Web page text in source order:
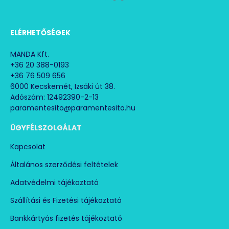
3,6 V-os erős lítium-ion akkumulátor memória-hatás
Beépített behajtófej tár a hat legfontosabb fejjel
Mágneses hatszögletű fej rögzítő
Érzésből, könnyen használható fej-kiválasztás
Nagyítós kisablak a megfelelő fej kiválaszásához
reteszelő
ELÉRHETŐSÉGEK
MANDA Kft.
+36 20 388-0193
+36 76 509 656
6000 Kecskemét, Izsáki út 38.
Adószám: 12492390-2-13
paramentesito@paramentesito.hu
ÜGYFÉLSZOLGÁLAT
Kapcsolat
Általános szerződési feltételek
Adatvédelmi tájékoztató
Szállítási és Fizetési tájékoztató
Bankkártyás fizetés tájékoztató